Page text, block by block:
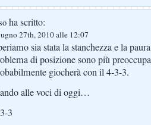
ha scritto:
27th, 2010 alle 12:07
sia stata la stanchezza e la
di posizione sono più
giocherà con il 4-3-3.
alle voci di oggi…
3